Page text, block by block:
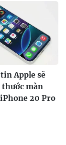
Apple sẽ
màn
20 Pro